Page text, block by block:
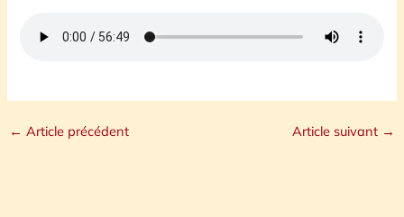
← Article précédent Article suivant →